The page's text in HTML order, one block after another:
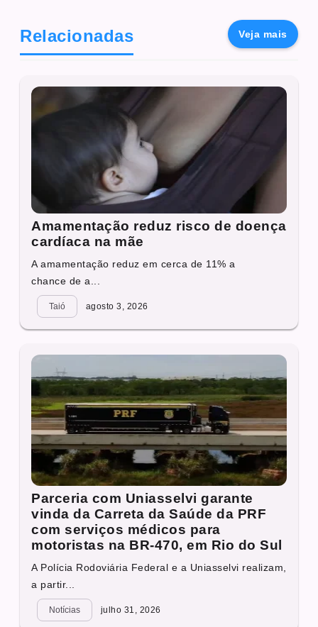
Relacionadas Veja mais
Amamentação reduz risco de doença
cardíaca na mãe
A amamentação reduz em cerca de 11% a
chance de a...
Taió agosto 3, 2026
Parceria com Uniasselvi garante
vinda da Carreta da Saúde da PRF
com serviços médicos para
motoristas na BR-470, em Rio do Sul
A Polícia Rodoviária Federal e a Uniasselvi realizam,
a partir...
Notícias julho 31, 2026